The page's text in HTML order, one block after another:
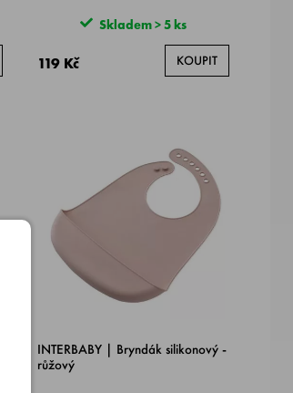
Skladem > 5 ks
119 Kč KOUPIT
INTERBABY | Bryndák silikonový -
růžový